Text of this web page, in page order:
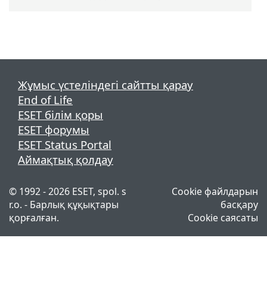
Жұмыс үстеліндегі сайтты қарау
End of Life
ESET білім қоры
ESET форумы
ESET Status Portal
Аймақтық қолдау
© 1992 - 2026 ESET, spol. s
r.o. - Барлық құқықтары
қорғалған.
Cookie файлдарын
басқару
Cookie саясаты